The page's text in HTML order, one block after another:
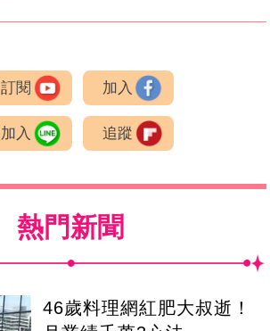
訂閱 加入
加入 追蹤
熱門新聞
46歲料理網紅肥大叔逝！